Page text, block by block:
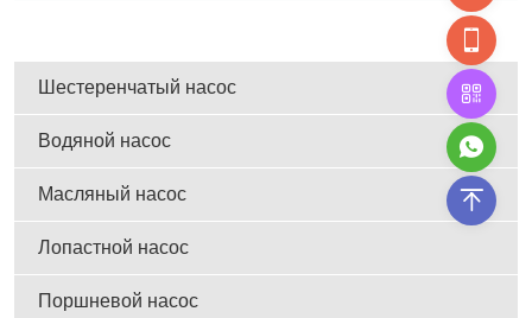
Шестеренчатый насос
Водяной насос
Масляный насос
Лопастной насос
Поршневой насос